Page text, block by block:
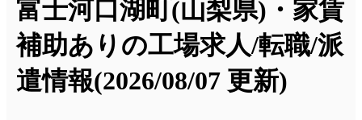
富士河口湖町(山梨県)・家賃
補助ありの工場求人/転職/派
遣情報(2026/08/07 更新)